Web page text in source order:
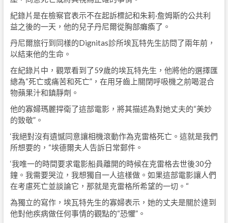
紀錄片是在檢察官表示不在起訴標記和朱莉·詹姆斯的公共利
益之後的一天，他的兒子丹尼爾從胸部癱瘓了。
丹尼爾旅行到同樣的Dignitas診所埃瓦特先生訪問了兩年前，
以結束他的生命。
在紀錄片中，觀眾看到了59歲的埃瓦特先生，他將他的選擇匯
總為“死亡或痛苦和死亡”，在用牙齒上關閉呼吸機之前喝混合
物蘋果汁和鎮靜劑。
他的寡婦瑪麗捍衛了這部電影，將其描述為對她丈夫的“美妙
的致敬”。
‘我絕對沒有遺憾同意讓相機滾動作為克雷格死亡。這就是我們
所想要的，“埃德爾夫人告訴日常郵件。
‘我唯一的時間要求電影船員離開的時候在克雷格去世後30分
鐘。我需要哭泣，我想獨自一人這樣做。如果這部電影讓人們
在考慮死亡並談論它，那就是克雷格所希望的一切。“
為獨立的寫作，埃瓦特先生的寡婦表示，她的丈夫是關於達到
他對他疾病做任何事情的觀點的“恐懼”。